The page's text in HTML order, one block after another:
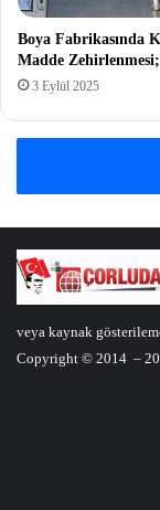
Boya Fabrikasında
Madde
3 Eylül 2025
veya kaynak
Copyright © 2014 –